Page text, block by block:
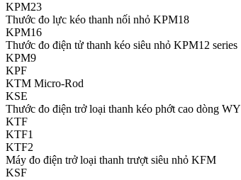
KPM23
Thước đo lực kéo thanh nối nhỏ KPM18
KPM16
Thước đo điện tử thanh kéo siêu nhỏ KPM12 series
KPM9
KPF
KTM Micro-Rod
KSE
Thước đo điện trở loại thanh kéo phớt cao dòng WY
KTF
KTF1
KTF2
Máy đo điện trở loại thanh trượt siêu nhỏ KFM
KSF